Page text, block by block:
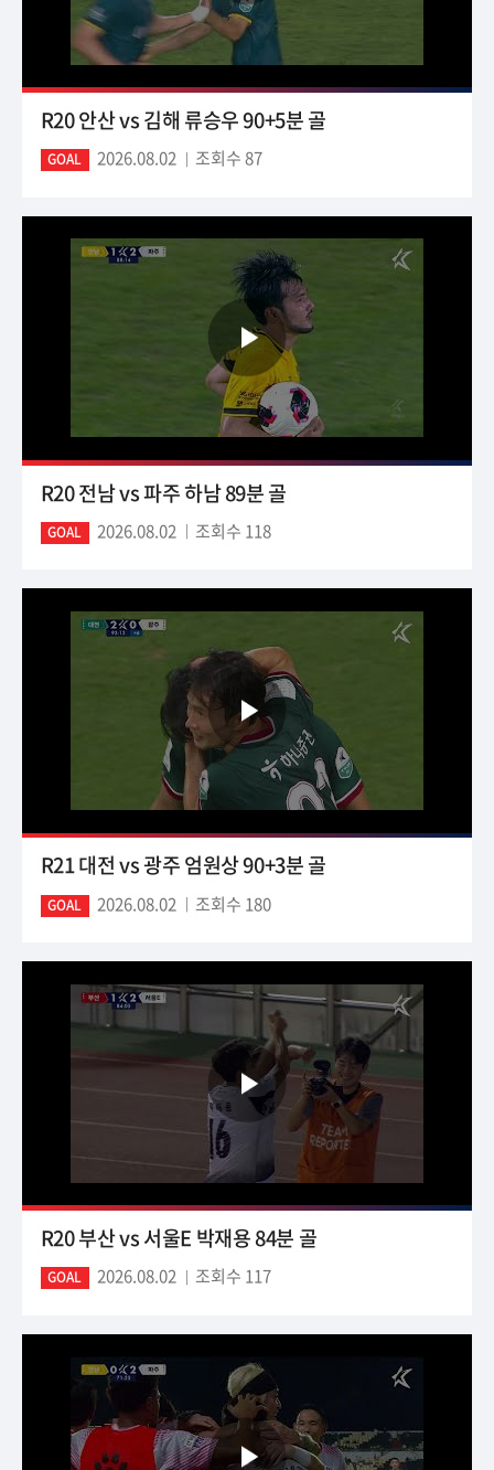
R20 안산 vs 김해 류승우 90+5분 골
GOAL 2026.08.02 조회수 87
R20 전남 vs 파주 하남 89분 골
GOAL 2026.08.02 조회수 118
R21 대전 vs 광주 엄원상 90+3분 골
GOAL 2026.08.02 조회수 180
R20 부산 vs 서울E 박재용 84분 골
GOAL 2026.08.02 조회수 117